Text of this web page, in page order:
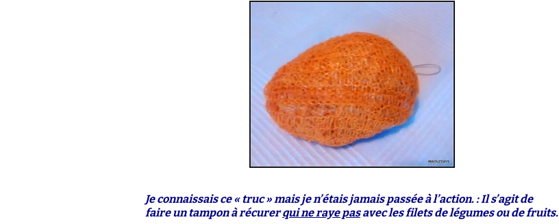
sympathiques que
j’utilise.
Je connaissais ce « truc » mais je n’étais jamais passée à l’action. : Il s’agit de
faire un tampon à récurer qui ne raye pasavec les filets de légumes ou de fruits.